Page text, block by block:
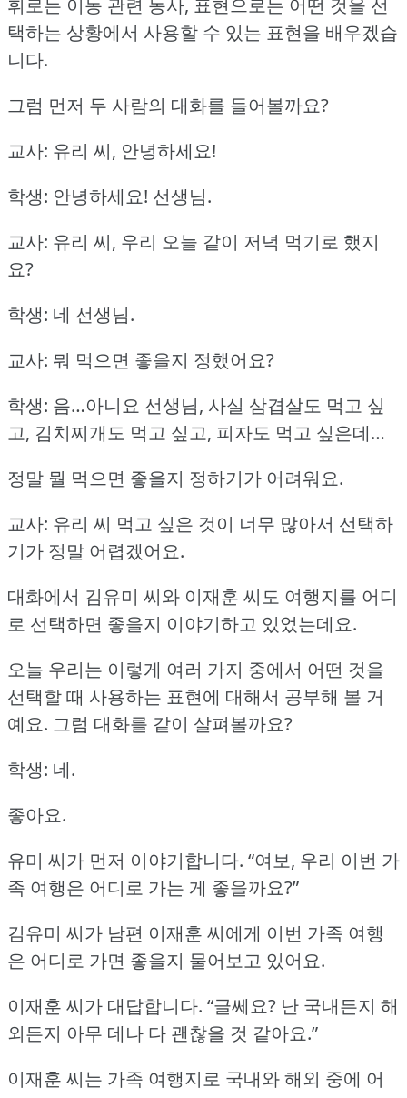
택하는 상황에서 사용할 수 있는 표현을 배우겠습
니다.
그럼 먼저 두 사람의 대화를 들어볼까요?
교사: 유리 씨, 안녕하세요!
학생: 안녕하세요! 선생님.
교사: 유리 씨, 우리 오늘 같이 저녁 먹기로 했지
요?
학생: 네 선생님.
교사: 뭐 먹으면 좋을지 정했어요?
학생: 음…아니요 선생님, 사실 삼겹살도 먹고 싶
고, 김치찌개도 먹고 싶고, 피자도 먹고 싶은데…
정말 뭘 먹으면 좋을지 정하기가 어려워요.
교사: 유리 씨 먹고 싶은 것이 너무 많아서 선택하
기가 정말 어렵겠어요.
대화에서 김유미 씨와 이재훈 씨도 여행지를 어디
로 선택하면 좋을지 이야기하고 있었는데요.
오늘 우리는 이렇게 여러 가지 중에서 어떤 것을
선택할 때 사용하는 표현에 대해서 공부해 볼 거
예요. 그럼 대화를 같이 살펴볼까요?
학생: 네.
좋아요.
유미 씨가 먼저 이야기합니다. “여보, 우리 이번 가
족 여행은 어디로 가는 게 좋을까요?”
김유미 씨가 남편 이재훈 씨에게 이번 가족 여행
은 어디로 가면 좋을지 물어보고 있어요.
이재훈 씨가 대답합니다. “글쎄요? 난 국내든지 해
외든지 아무 데나 다 괜찮을 것 같아요.”
이재훈 씨는 가족 여행지로 국내와 해외 중에 어